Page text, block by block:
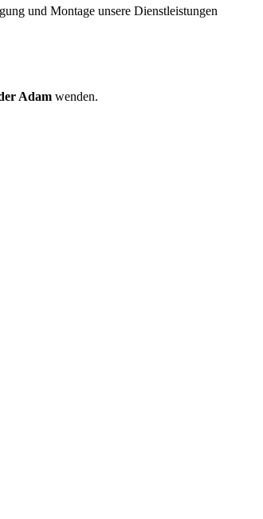
und Montage unsere Dienstleistungen
Adam wenden.